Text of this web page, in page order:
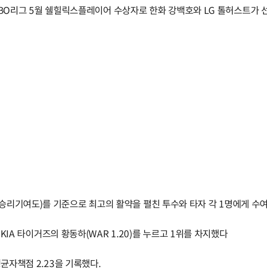
리그 5월 쉘힐릭스플레이어 수상자로 한화 강백호와 LG 톨허스트가
기여도)를 기준으로 최고의 활약을 펼친 투수와 타자 각 1명에게 수
타이거즈의 황동하(WAR 1.20)를 누르고 1위를 차지했다
자책점 2.23을 기록했다.